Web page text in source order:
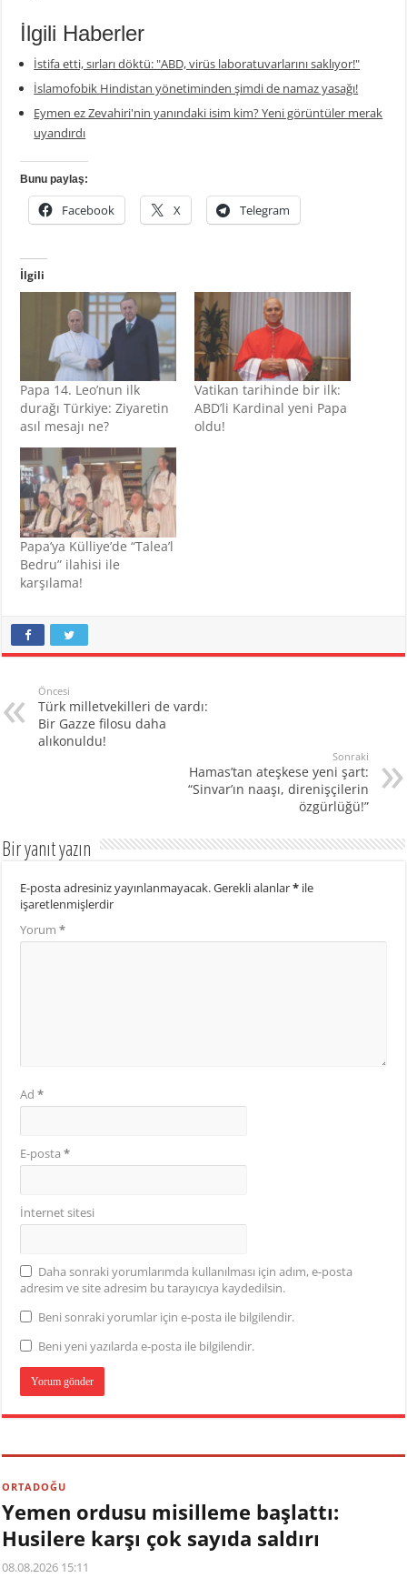
İlgili Haberler
İstifa etti, sırları döktü: "ABD, virüs laboratuvarlarını saklıyor!"
İslamofobik Hindistan yönetiminden şimdi de namaz yasağı!
Eymen ez Zevahiri'nin yanındaki isim kim? Yeni görüntüler merak
uyandırdı
Bunu paylaş:
Facebook X Telegram
İlgili
Papa 14. Leo’nun ilk
durağı Türkiye: Ziyaretin
asıl mesajı ne?
Vatikan tarihinde bir ilk:
ABD’li Kardinal yeni Papa
oldu!
Papa’ya Külliye’de “Talea’l
Bedru” ilahisi ile
karşılama!
Öncesi
Türk milletvekilleri de vardı:
Bir Gazze filosu daha
alıkonuldu!
Sonraki
Hamas’tan ateşkese yeni şart:
“Sinvar’ın naaşı, direnişçilerin
özgürlüğü!”
Bir yanıt yazın
E-posta adresiniz yayınlanmayacak.Gerekli alanlar* ile
işaretlenmişlerdir
Yorum*
Ad*
E-posta*
İnternet sitesi
Daha sonraki yorumlarımda kullanılması için adım, e-posta
adresim ve site adresim bu tarayıcıya kaydedilsin.
Beni sonraki yorumlar için e-posta ile bilgilendir.
Beni yeni yazılarda e-posta ile bilgilendir.
ORTADOĞU
Yemen ordusu misilleme başlattı:
Husilere karşı çok sayıda saldırı
08.08.2026 15:11